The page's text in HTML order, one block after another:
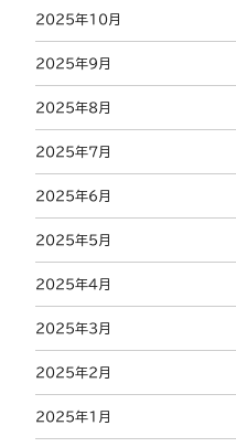
2025年10月
2025年9月
2025年8月
2025年7月
2025年6月
2025年5月
2025年4月
2025年3月
2025年2月
2025年1月